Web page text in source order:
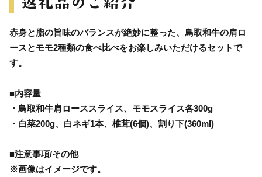
赤身と脂の旨味のバランスが絶妙に整った、鳥取和牛の肩ロ
ースとモモ2種類の食べ比べをお楽しみいただけるセットで
す。
■内容量
・鳥取和牛肩ローススライス、モモスライス各300g
・白菜200g、白ネギ1本、椎茸(6個)、割り下(360ml)
■注意事項/その他
※画像はイメージです。